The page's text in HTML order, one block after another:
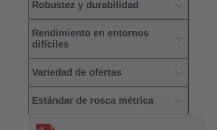
Robustez y durabilidad
Rendimiento en entornos
difíciles
Variedad de ofertas
Estándar de rosca métrica